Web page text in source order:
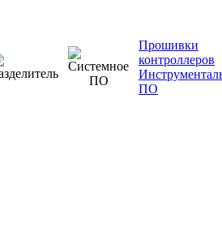
Прошивки
контроллеров
ПО